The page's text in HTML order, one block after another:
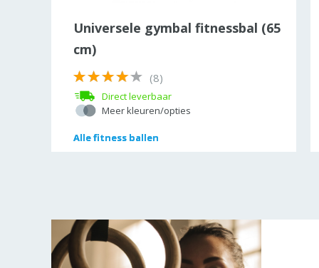
Universele gymbal fitnessbal (65
cm)
(8)
Direct leverbaar
Meer kleuren/opties
Allefitness ballen
Allefitness ballen